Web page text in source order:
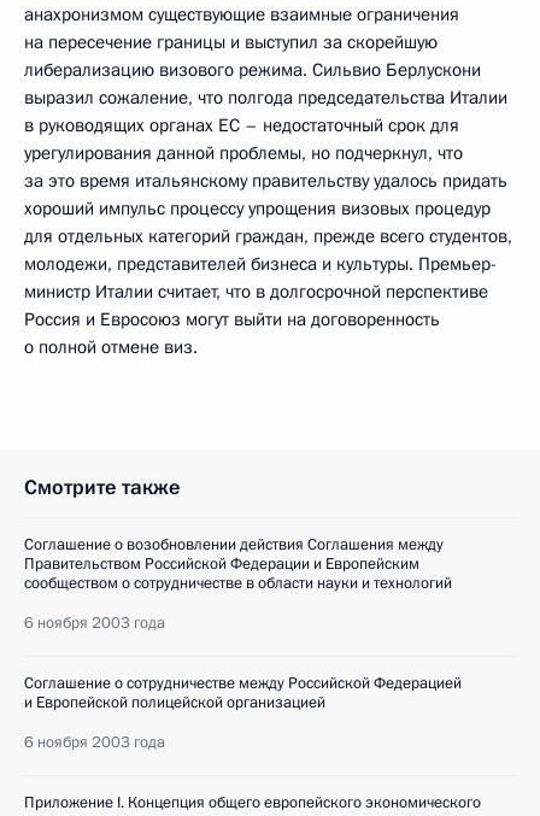
анахронизмом существующие взаимные ограничения
на пересечение границы и выступил за скорейшую
либерализацию визового режима. Сильвио Берлускони
выразил сожаление, что полгода председательства Италии
в руководящих органах ЕС – недостаточный срок для
урегулирования данной проблемы, но подчеркнул, что
за это время итальянскому правительству удалось придать
хороший импульс процессу упрощения визовых процедур
для отдельных категорий граждан, прежде всего студентов,
молодежи, представителей бизнеса и культуры. Премьер-
министр Италии считает, что в долгосрочной перспективе
Россия и Евросоюз могут выйти на договоренность
о полной отмене виз.
Смотрите также
Соглашение о возобновлении действия Соглашения между
Правительством Российской Федерации и Европейским
сообществом о сотрудничестве в области науки и технологий
6 ноября 2003 года
Соглашение о сотрудничестве между Российской Федерацией
и Европейской полицейской организацией
6 ноября 2003 года
Приложение I. Концепция общего европейского экономического